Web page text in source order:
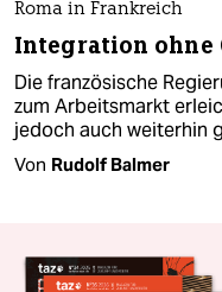
Roma in Frankreich
Integration ohne
Die französische
zum Arbeitsmarkt
jedoch auch weiterhin
Von Rudolf Balmer